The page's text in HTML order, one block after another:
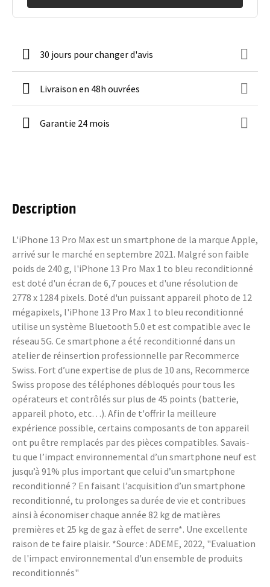
30 jours pour changer d'avis
Livraison en 48h ouvrées
Garantie 24 mois
Description
L'iPhone 13 Pro Max est un smartphone de la marque Apple,
arrivé sur le marché en septembre 2021. Malgré son faible
poids de 240 g, l'iPhone 13 Pro Max 1 to bleu reconditionné
est doté d'un écran de 6,7 pouces et d'une résolution de
2778 x 1284 pixels. Doté d'un puissant appareil photo de 12
mégapixels, l'iPhone 13 Pro Max 1 to bleu reconditionné
utilise un système Bluetooth 5.0 et est compatible avec le
réseau 5G. Ce smartphone a été reconditionné dans un
atelier de réinsertion professionnelle par Recommerce
Swiss. Fort d’une expertise de plus de 10 ans, Recommerce
Swiss propose des téléphones débloqués pour tous les
opérateurs et contrôlés sur plus de 45 points (batterie,
appareil photo, etc…). Afin de t'offrir la meilleure
expérience possible, certains composants de ton appareil
ont pu être remplacés par des pièces compatibles. Savais-
tu que l’impact environnemental d’un smartphone neuf est
jusqu’à 91% plus important que celui d’un smartphone
reconditionné ? En faisant l’acquisition d’un smartphone
reconditionné, tu prolonges sa durée de vie et contribues
ainsi à économiser chaque année 82 kg de matières
premières et 25 kg de gaz à effet de serre*. Une excellente
raison de te faire plaisir. *Source : ADEME, 2022, "Evaluation
de l'impact environnemental d'un ensemble de produits
reconditionnés"